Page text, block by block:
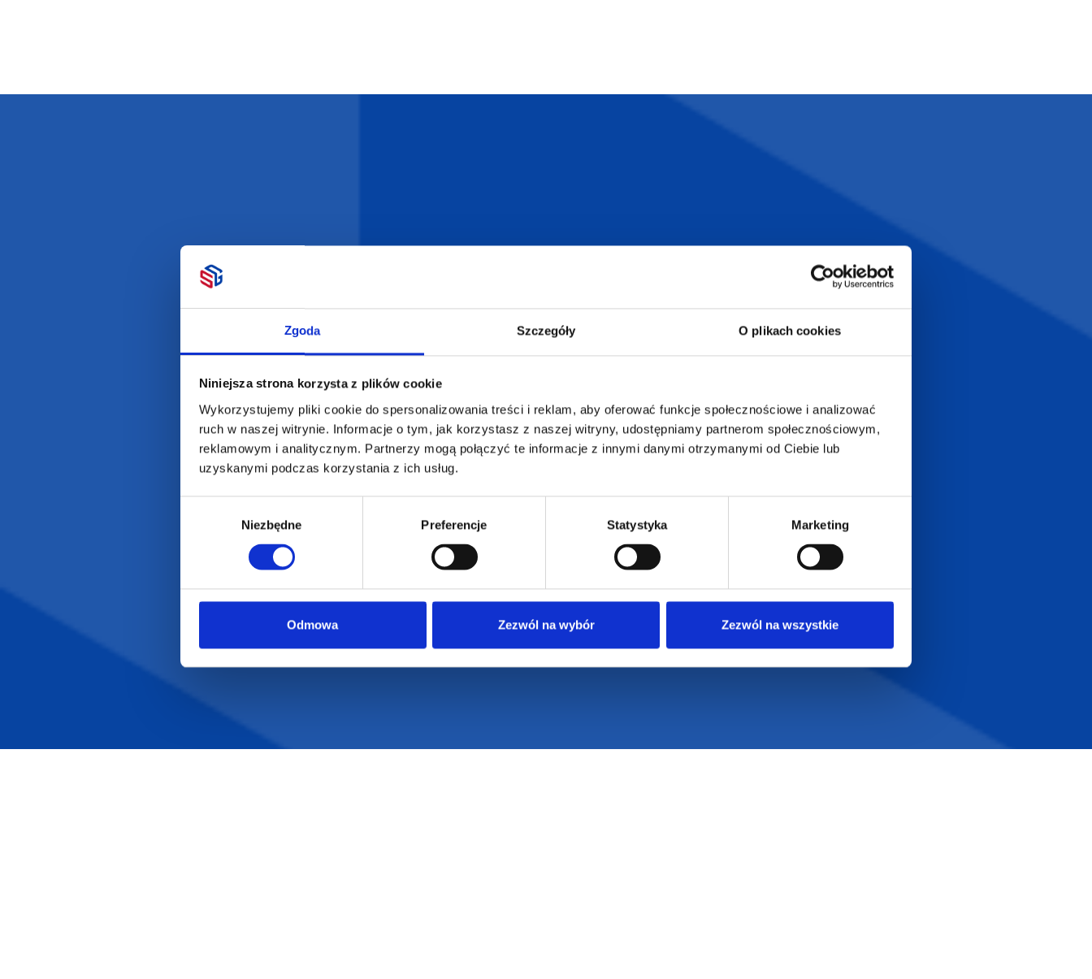
Zgoda Szczegóły O plikach cookies
Niniejsza strona korzysta z plików cookie
Wykorzystujemy pliki cookie do spersonalizowania treści i reklam, aby oferować funkcje społecznościowe i analizować
ruch w naszej witrynie. Informacje o tym, jak korzystasz z naszej witryny, udostępniamy partnerom społecznościowym,
reklamowym i analitycznym. Partnerzy mogą połączyć te informacje z innymi danymi otrzymanymi od Ciebie lub
uzyskanymi podczas korzystania z ich usług.
Niezbędne Preferencje Statystyka Marketing
Odmowa Zezwól na wybór Zezwól na wszystkie
Gadżety ekologiczne
O Nas
Katalogi online
Projekty graficzne
Blog
Jak zamawiać?
Czas realizacji
Dostawa i płatności
Regulamin strony
Polityka prywatności
Osiecza Pierwsza 29
KONTAKT
+48 601 072 064
biuro@supergadzet.com
od poniedziałku do piątku
w godzinach 8:00 - 16:00
VENTI